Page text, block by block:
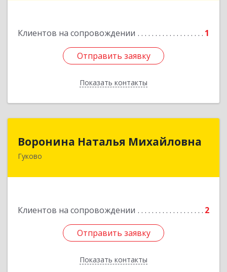
Клиентов на сопровождении 1
Отправить заявку
Показать контакты
Отправить заявку
Назад
Воронина Наталья Михайловна
Гуково
Клиентов на сопровождении 2
Отправить заявку
Показать контакты
Воронина Наталья Михайловна
Отправить заявку
Назад